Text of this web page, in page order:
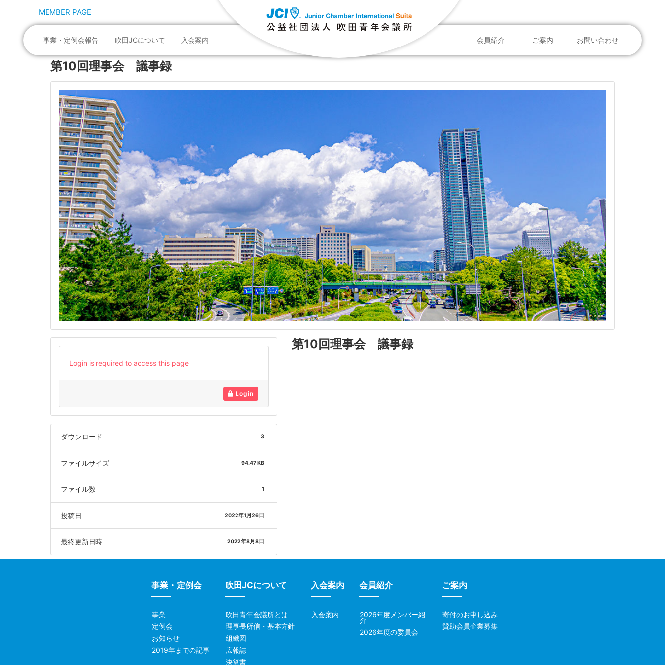
MEMBER PAGE
事業・定例会報告 吹田JCについて 入会案内 会員紹介 ご案内 お問い合わせ
第10回理事会 議事録
Login is required to access this page
Login
ダウンロード 3
ファイルサイズ 94.47 KB
ファイル数 1
投稿日 2022年1月26日
最終更新日時 2022年8月8日
第10回理事会 議事録
事業・定例会
事業
定例会
お知らせ
2019年までの記事
吹田JCについて
吹田青年会議所とは
理事長所信・基本方針
組織図
広報誌
決算書
入会案内
入会案内
会員紹介
2026年度メンバー紹
介
2026年度の委員会
ご案内
寄付のお申し込み
賛助会員企業募集